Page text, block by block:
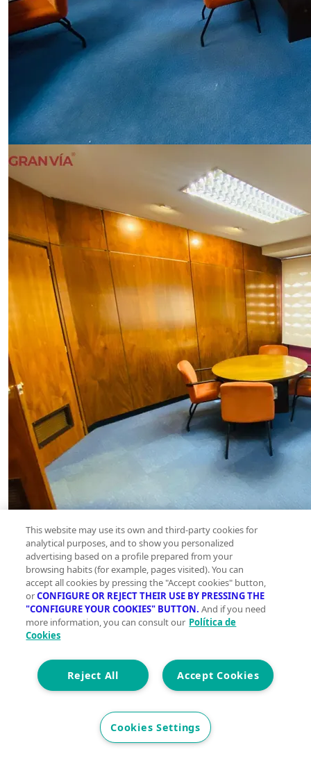
This website may use its own and third-party cookies for
analytical purposes, and to show you personalized
advertising based on a profile prepared from your
browsing habits (for example, pages visited). You can
accept all cookies by pressing the "Accept cookies" button,
orCONFIGURE OR REJECT THEIR USE BY PRESSING THE
"CONFIGURE YOUR COOKIES" BUTTON. And if you need
more information, you can consult our Política de
Cookies
Accept Cookies
Reject All
Cookies Settings